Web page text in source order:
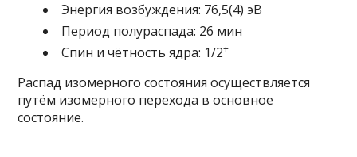
Энергия возбуждения: 76,5(4) эВ
Период полураспада: 26 мин
Спин и чётность ядра: 1/2+
Распад изомерного состояния осуществляется
путём изомерного перехода в основное
состояние.